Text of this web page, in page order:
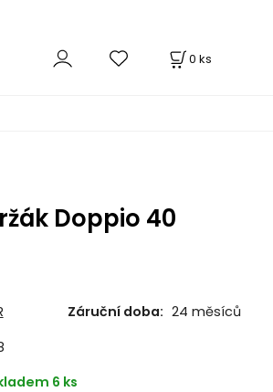
0 ks
Doppio 40
Záruční doba: 24 měsíců
6 ks